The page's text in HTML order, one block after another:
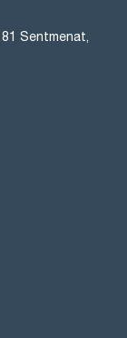
Sentmenat,